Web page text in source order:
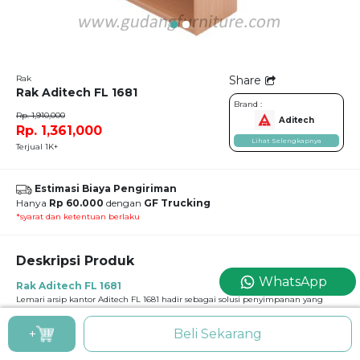
Rak
Rak Aditech FL 1681
Rp. 1,361,000
Rp. 1,910,000
Terjual 1K+
Share
Brand :
Aditech
Lihat Selengkapnya
Estimasi Biaya Pengiriman
Hanya Rp 60.000 dengan GF Trucking
*syarat dan ketentuan berlaku
Deskripsi Produk
Rak Aditech FL 1681
Lemari arsip kantor Aditech FL 1681 hadir sebagai solusi penyimpanan yang
aman dan praktis. Dengan desain minimalis modern, lemari ini mudah
dipadukan dengan berbagai interior kantor. Material berkualitas tinggi
memastikan daya tahan jangka panjang, bahkan untuk penggunaan intensif
+ Beli Sekarang
WhatsApp